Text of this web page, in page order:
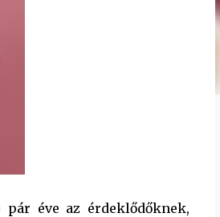
éve az érdeklődőknek,